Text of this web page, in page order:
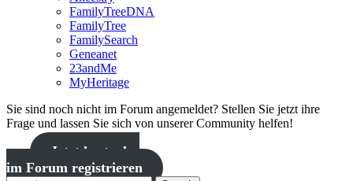
FamilyTreeDNA
FamilyTree
FamilySearch
Geneanet
23andMe
MyHeritage
Sie sind noch nicht im Forum angemeldet? Stellen Sie jetzt ihre
Frage und lassen Sie sich von unserer Community helfen!
Jetzt kostenlos
im Forum registrieren